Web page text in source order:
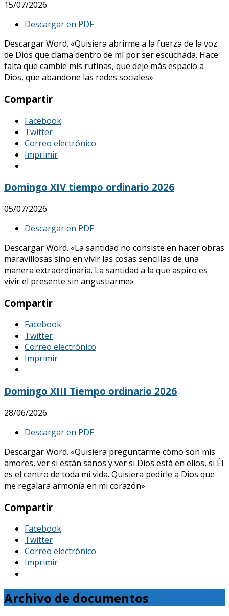
15/07/2026
Descargar en PDF
Descargar Word. «Quisiera abrirme a la fuerza de la voz
de Dios que clama dentro de mí por ser escuchada. Hace
falta que cambie mis rutinas, que deje más espacio a
Dios, que abandone las redes sociales»
Compartir
Facebook
Twitter
Correo electrónico
Imprimir
Domingo XIV tiempo ordinario 2026
05/07/2026
Descargar en PDF
Descargar Word. «La santidad no consiste en hacer obras
maravillosas sino en vivir las cosas sencillas de una
manera extraordinaria. La santidad a la que aspiro es
vivir el presente sin angustiarme»
Compartir
Facebook
Twitter
Correo electrónico
Imprimir
Domingo XIII Tiempo ordinario 2026
28/06/2026
Descargar en PDF
Descargar Word. «Quisiera preguntarme cómo son mis
amores, ver si están sanos y ver si Dios está en ellos, si Él
es el centro de toda mi vida. Quisiera pedirle a Dios que
me regalara armonía en mi corazón»
Compartir
Facebook
Twitter
Correo electrónico
Imprimir
Archivo de documentos